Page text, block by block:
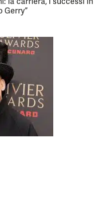
Gerry”